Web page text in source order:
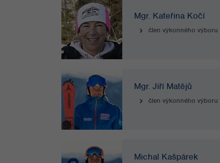
Mgr. Kateřina Kočí
člen výkonného výboru
Mgr. Jiří Matějů
člen výkonného výboru
Michal Kašpárek